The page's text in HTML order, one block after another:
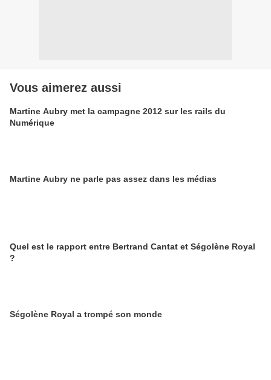
Vous aimerez aussi
Martine Aubry met la campagne 2012 sur les rails du
Numérique
Martine Aubry ne parle pas assez dans les médias
Quel est le rapport entre Bertrand Cantat et Ségolène Royal
?
Ségolène Royal a trompé son monde